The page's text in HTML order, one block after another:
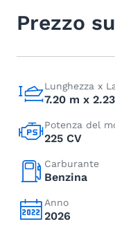
Prezzo
Lunghezza x
7.20 m x
Potenza del
225 CV
Carburante
Benzina
Anno
2026